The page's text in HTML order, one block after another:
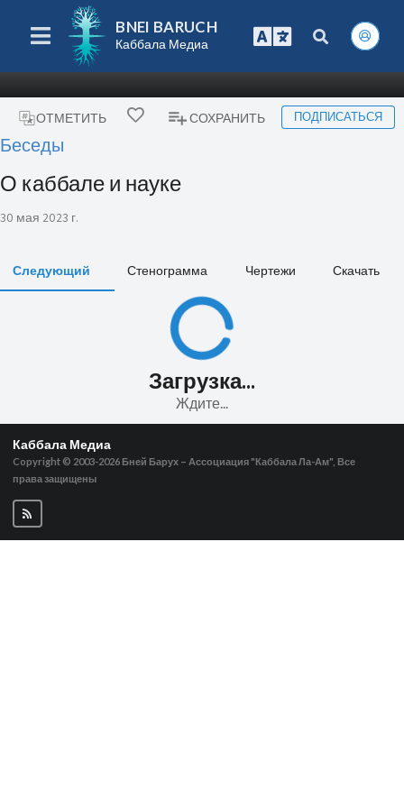
BNEI BARUCH
Каббала Медиа
ОТМЕТИТЬ СОХРАНИТЬ ПОДПИСАТЬСЯ
Беседы
О каббале и науке
30 мая 2023 г.
Следующий Стенограмма Чертежи Скачать
Загрузка...
Ждите...
Каббала Медиа
Copyright © 2003-2026 Бней Барух – Ассоциация "Каббала Ла-Ам", Все
права защищены